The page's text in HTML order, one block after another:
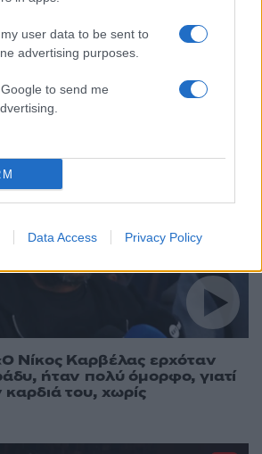
user data to be sent to
advertising purposes.
to send me
Data Access Privacy Policy
Αννίτας Πάνια όταν
συναντήσεις του Νίκου
Ρούτσι: «Είμαι
του;»
Νίκος Καρβέλας ερχόταν
ήταν πολύ όμορφο, γιατί
του, χωρίς